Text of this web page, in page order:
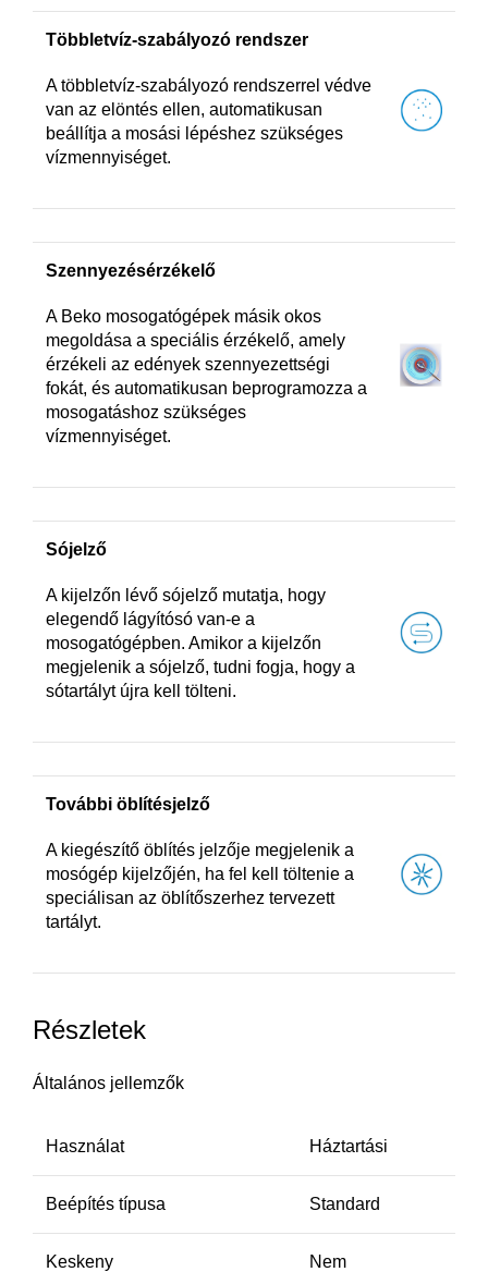
Többletvíz-szabályozó rendszer
A többletvíz-szabályozó rendszerrel védve
van az elöntés ellen, automatikusan
beállítja a mosási lépéshez szükséges
vízmennyiséget.
Szennyezésérzékelő
A Beko mosogatógépek másik okos
megoldása a speciális érzékelő, amely
érzékeli az edények szennyezettségi
fokát, és automatikusan beprogramozza a
mosogatáshoz szükséges
vízmennyiséget.
Sójelző
A kijelzőn lévő sójelző mutatja, hogy
elegendő lágyítósó van-e a
mosogatógépben. Amikor a kijelzőn
megjelenik a sójelző, tudni fogja, hogy a
sótartályt újra kell tölteni.
További öblítésjelző
A kiegészítő öblítés jelzője megjelenik a
mosógép kijelzőjén, ha fel kell töltenie a
speciálisan az öblítőszerhez tervezett
tartályt.
Részletek
Általános jellemzők
Használat Háztartási
Beépítés típusa Standard
Keskeny Nem